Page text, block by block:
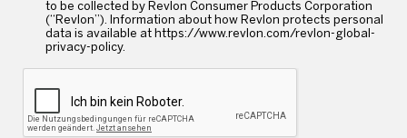
to be collected by Revlon Consumer Products Corporation
(“Revlon”). Information about how Revlon protects personal
data is available at https://www.revlon.com/revlon-global-
privacy-policy.